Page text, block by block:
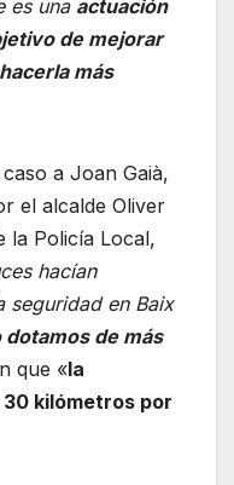
es una actuación
de mejorar
más
a Joan Gaià,
el alcalde Oliver
la Policía Local,
hacían
seguridad en Baix
dotamos de más
que «la
kilómetros por